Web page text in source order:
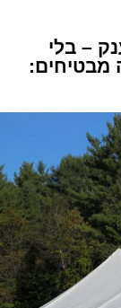
– בלי
מבטיחים: